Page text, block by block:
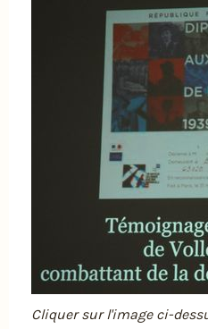
Cliquer sur l'image ci-